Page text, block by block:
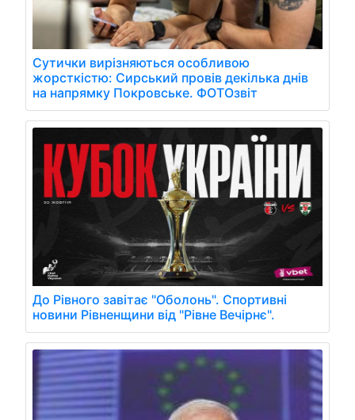
Сутички вирізняються особливою
жорсткістю: Сирський провів декілька днів
на напрямку Покровське. ФОТОзвіт
До Рівного завітає "Оболонь". Спортивні
новини Рівненщини від "Рівне Вечірнє".